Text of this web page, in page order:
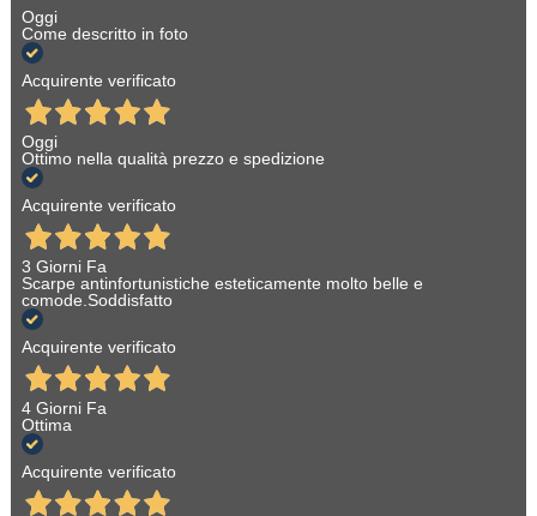
Oggi
Come descritto in foto
Acquirente verificato
Oggi
Ottimo nella qualità prezzo e spedizione
Acquirente verificato
3 Giorni Fa
Scarpe antinfortunistiche esteticamente molto belle e
comode.Soddisfatto
Acquirente verificato
4 Giorni Fa
Ottima
Acquirente verificato